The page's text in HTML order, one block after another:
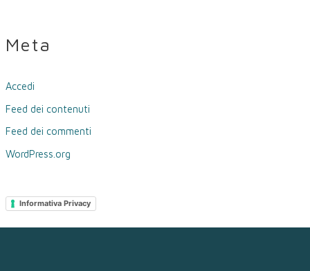
Meta
Accedi
Feed dei contenuti
Feed dei commenti
WordPress.org
Informativa Privacy